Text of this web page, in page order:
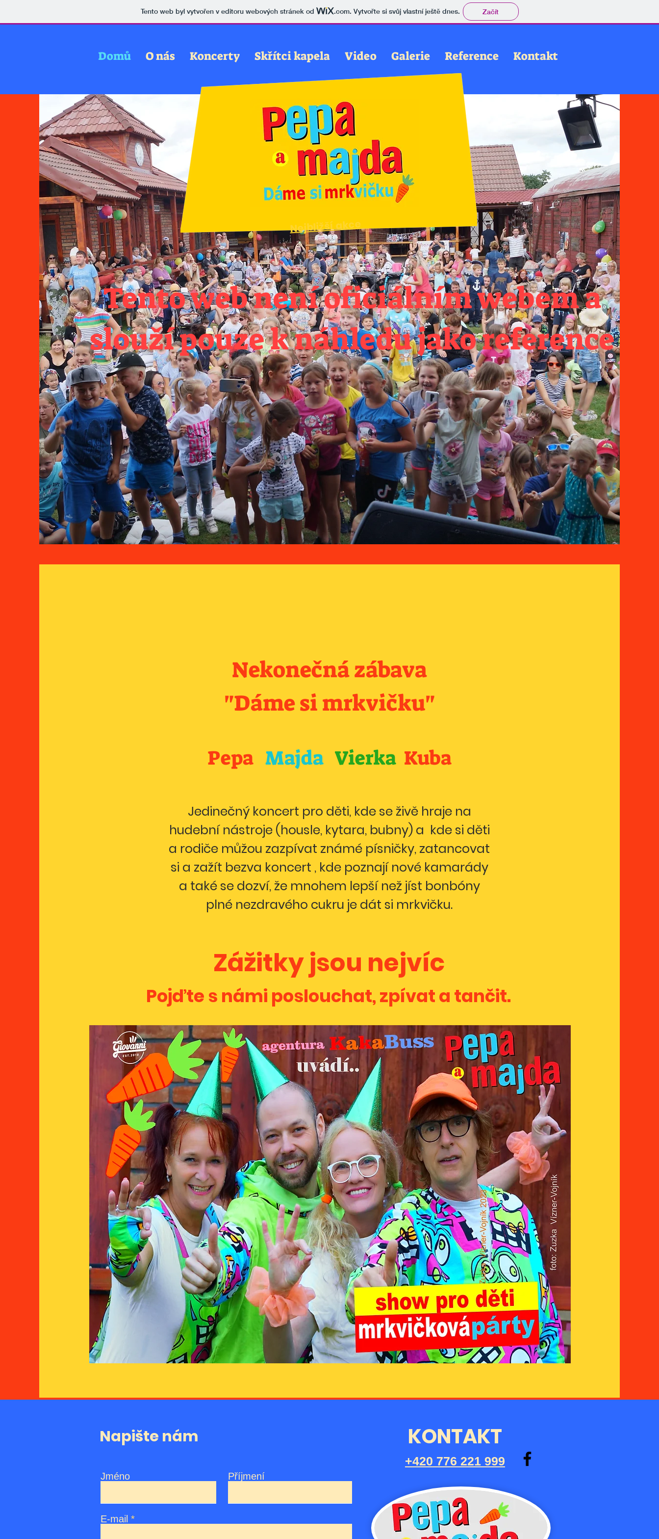
Tento web byl vytvořen v editoru webových stránek od .com. Vytvořte si svůj vlastní ještě dnes. Začít
Kontakt
Reference
Galerie
Video
Skřítci kapela
Koncerty
O nás
Domů
Nejbližší akce
​Tento web není oficiálním webem a
slouží pouze k náhledu jako reference
Nekonečná zábava
"Dáme si mrkvičku"
Pepa Majda Vierka Kuba
Jedinečný koncert pro děti, kde se živě hraje na
hudební nástroje (housle, kytara, bubny) a kde si děti
a rodiče můžou zazpívat známé písničky, zatancovat
si a zažít bezva koncert , kde poznají nové kamarády
a také se dozví, že mnohem lepší než jíst bonbóny
plné nezdravého cukru je dát si mrkvičku.
Zážitky jsou nejvíc
Pojďte s námi poslouchat, zpívat a tančit.
Napište nám
Jméno Příjmení
E-mail
KONTAKT
+420 776 221 999